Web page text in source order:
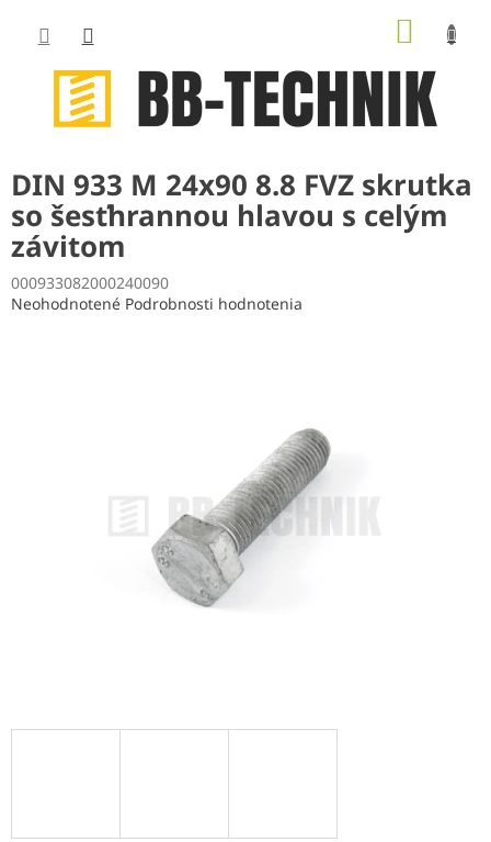
obsah
DIN 933 M 24x90 8.8 FVZ skrutka
so šesťhrannou hlavou s celým
závitom
000933082000240090
Priemerné
Neohodnotené Podrobnosti hodnotenia